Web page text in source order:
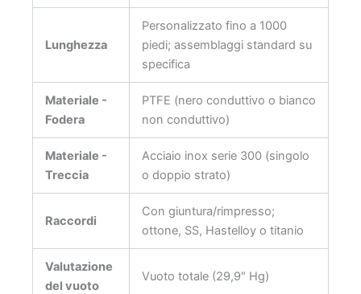
Lunghezza
Personalizzato fino a 1000
piedi; assemblaggi standard su
specifica
Materiale -
Fodera
PTFE (nero conduttivo o bianco
non conduttivo)
Materiale -
Treccia
Acciaio inox serie 300 (singolo
o doppio strato)
Raccordi
Con giuntura/rimpresso;
ottone, SS, Hastelloy o titanio
Valutazione
del vuoto
Vuoto totale (29,9″ Hg)